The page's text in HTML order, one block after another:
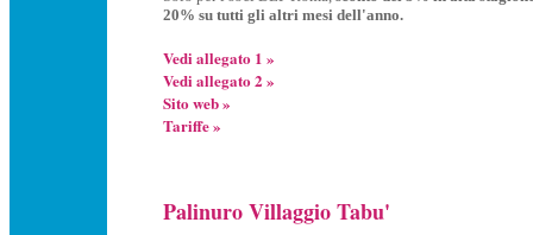
20% su tutti gli altri mesi dell'anno.
Vedi allegato 1 »
Vedi allegato 2 »
Sito web »
Tariffe »
Palinuro Villaggio Tabu'